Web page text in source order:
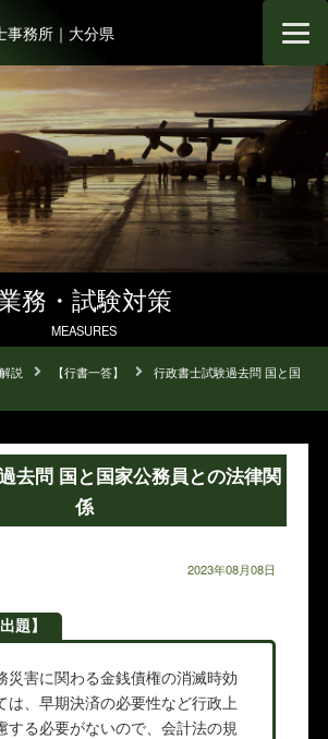
事務所｜大分県
務・試験対策
MEASURES
説 【行書一答】
行政書士試験過去問 国と国
去問 国と国家公務員との法律関
係
2023年08月08日
題】
災害に関わる金銭債権の消滅時効
は、早期決済の必要性など行政上
する必要がないので、会計法の規